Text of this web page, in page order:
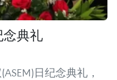
典礼
日纪念典礼，